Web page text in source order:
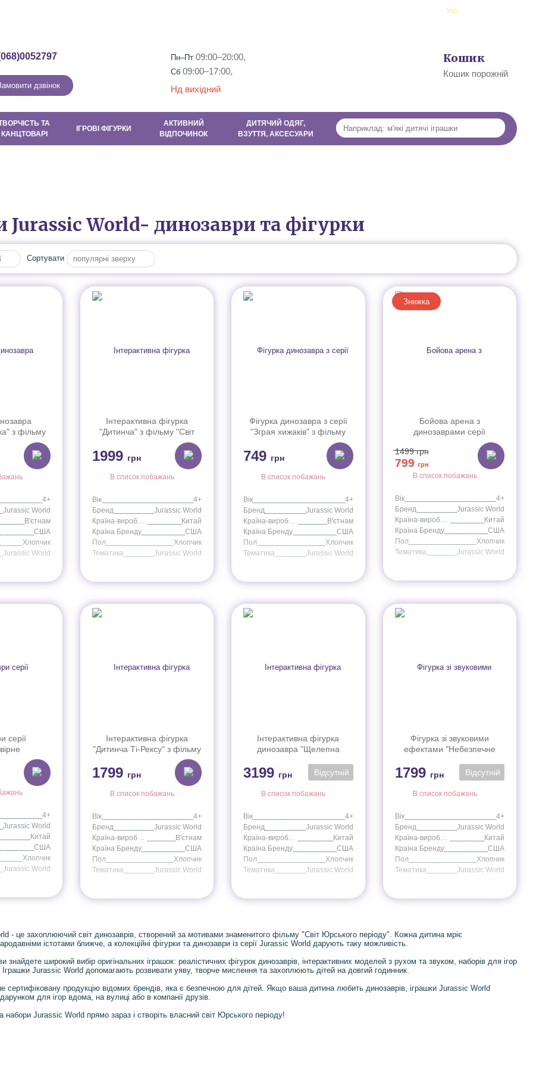
Укр
дзвінок
Пн–Пт 09:00–20:00,
Сб 09:00–17:00,
Нд вихідний
Кошик
Кошик порожній
ТА
КАНЦТОВАРІ
ІГРОВІ ФІГУРКИ
АКТИВНИЙ
ВІДПОЧИНОК
ДИТЯЧИЙ ОДЯГ,
ВЗУТТЯ, АКСЕСУАРИ
Jurassic World- динозаври та фігурки
Сортувати популярні зверху
з фільму
періоду" (в
4+
Jurassic World
В'єтнам
США
Хлопчик
Jurassic World
Інтерактивна фігурка
"Дитинча" з фільму "Світ
Юрського періоду" JGC01
1999 грн
В список побажань
Вік
4+
Бренд
Jurassic World
Країна-виробник
Китай
Країна Бренду
США
Пол
Хлопчик
Тематика
Jurassic World
Фігурка динозавра з серії
"Зграя хижаків" з фільму
"Світ Юрського періоду" (в
749 грн
В список побажань
Вік
4+
Бренд
Jurassic World
В'єтнам
Країна Бренду
США
Пол
Хлопчик
Тематика
Jurassic World
Знижка
Бойова арена з
динозаврами серії
перетворення" з фільму
"Світ Юрського періоду"
(сюрприз) JDC59
1499грн
799 грн
В список побажань
Вік
4+
Бренд
Jurassic World
Країна-виробник
Китай
Країна Бренду
США
Пол
Хлопчик
Тематика
Jurassic World
серії
з фільму
періоду"
JDC52
4+
Jurassic World
Китай
США
Хлопчик
Jurassic World
Інтерактивна фігурка
"Дитинча Ті-Рексу" з фільму
"Світ Юрського періоду"
1799 грн
В список побажань
Вік
4+
Бренд
Jurassic World
Країна-виробник
В'єтнам
Країна Бренду
США
Пол
Хлопчик
Тематика
Jurassic World
Інтерактивна фігурка
динозавра "Щелепна
"Світ Юрського періоду"
JCH00
3199 грн Відсутній
В список побажань
Вік
4+
Бренд
Jurassic World
Країна-виробник
Китай
Країна Бренду
США
Пол
Хлопчик
Тематика
Jurassic World
Фігурка зі звуковими
ефектами "Небезпечне
Юрського періоду" (в ас.)
JGB87
1799 грн Відсутній
В список побажань
Вік
4+
Бренд
Jurassic World
Країна-виробник
Китай
Країна Бренду
США
Пол
Хлопчик
Тематика
Jurassic World
- це захоплюючий світ динозаврів, створений за мотивами знаменитого фільму "Світ Юрського періоду". Кожна дитина мріє
істотами ближче, а колекційні фігурки та динозаври із серії Jurassic World дарують таку можливість.
знайдете широкий вибір оригінальних іграшок: реалістичних фігурок динозаврів, інтерактивних моделей з рухом та звуком, наборів для ігор
Іграшки Jurassic World допомагають розвивати уяву, творче мислення та захоплюють дітей на довгий годинник.
сертифіковану продукцію відомих брендів, яка є безпечною для дітей. Якщо ваша дитина любить динозаврів, іграшки Jurassic World
для ігор вдома, на вулиці або в компанії друзів.
набори Jurassic World прямо зараз і створіть власний світ Юрського періоду!